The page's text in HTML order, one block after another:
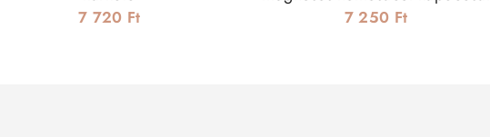
7 720 Ft 7 250 Ft